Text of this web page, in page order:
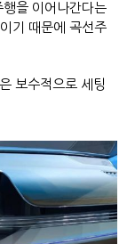
을 이어나간다는
기 때문에 곡선주
보수적으로 세팅